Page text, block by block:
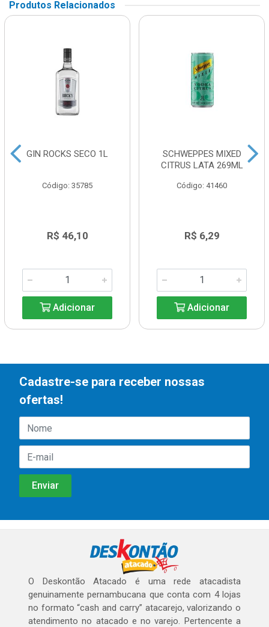
Produtos Relacionados
GIN ROCKS SECO 1L
Código: 35785
R$ 46,10
Adicionar
SCHWEPPES MIXED
CITRUS LATA 269ML
Código: 41460
R$ 6,29
Adicionar
Cadastre-se para receber nossas
ofertas!
O Deskontão Atacado é uma rede atacadista
genuinamente pernambucana que conta com 4 lojas
no formato “cash and carry” atacarejo, valorizando o
atendimento no atacado e no varejo. Pertencente a